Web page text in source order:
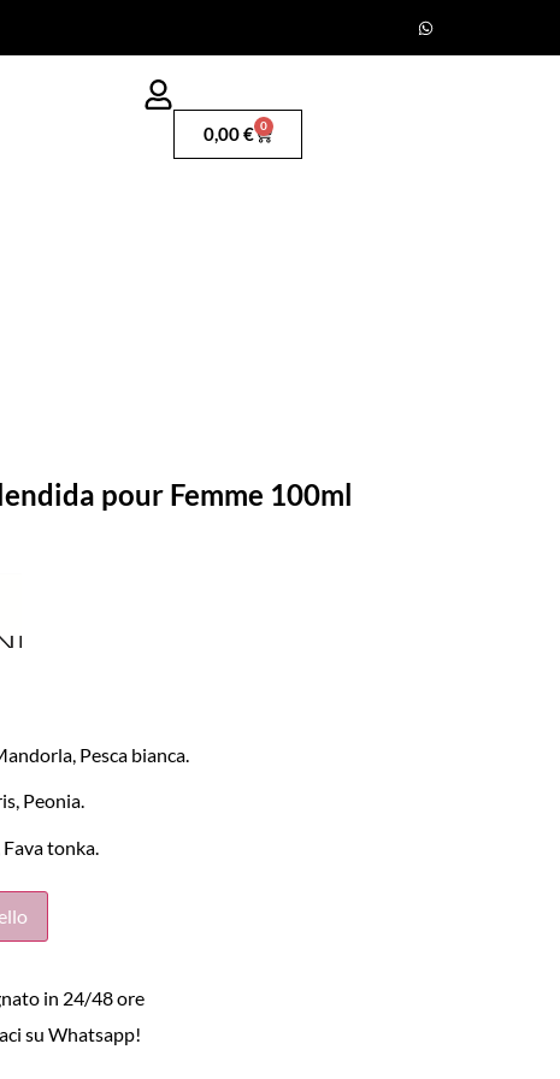
0,00€ 0
pour Femme 100ml
Pesca bianca.
Peonia.
tonka.
in 24/48 ore
su Whatsapp!